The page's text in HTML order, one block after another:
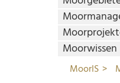
Moorwissen
MoorIS